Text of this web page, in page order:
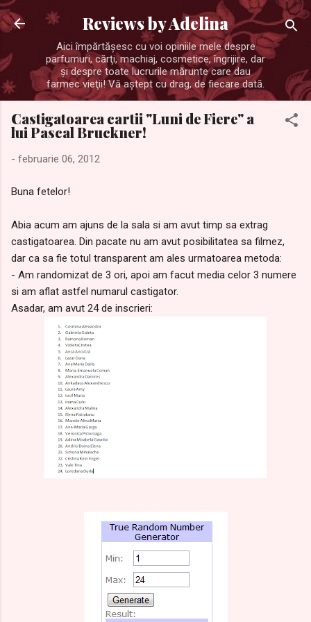
Treceți la conținutul principal
Reviews by Adelina
Aici împărtăşesc cu voi opiniile mele despre
parfumuri, cărţi, machiaj, cosmetice, îngrijire, dar
şi despre toate lucrurile mărunte care dau
farmec vieţii! Vă aştept cu drag, de fiecare dată.
Castigatoarea cartii "Luni de Fiere" a
lui Pascal Bruckner!
- februarie 06, 2012
Buna fetelor!
Abia acum am ajuns de la sala si am avut timp sa extrag
castigatoarea. Din pacate nu am avut posibilitatea sa filmez,
dar ca sa fie totul transparent am ales urmatoarea metoda:
- Am randomizat de 3 ori, apoi am facut media celor 3 numere
si am aflat astfel numarul castigator.
Asadar, am avut 24 de inscrieri: